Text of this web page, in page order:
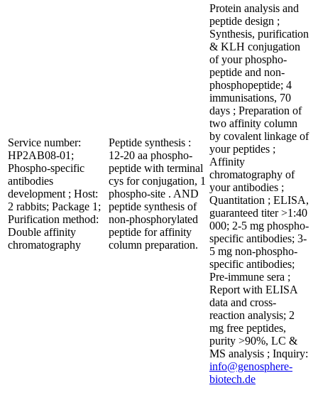
Service number:
HP2AB08-01;
Phospho-specific
antibodies
development ; Host:
2 rabbits; Package 1;
Purification method:
Double affinity
chromatography
Peptide synthesis :
12-20 aa phospho-
peptide with terminal
cys for conjugation, 1
phospho-site . AND
peptide synthesis of
non-phosphorylated
peptide for affinity
column preparation.
Protein analysis and
peptide design ;
Synthesis, purification
& KLH conjugation
of your phospho-
peptide and non-
phosphopeptide; 4
immunisations, 70
days ; Preparation of
two affinity column
by covalent linkage of
your peptides ;
Affinity
chromatography of
your antibodies ;
Quantitation ; ELISA,
guaranteed titer >1:40
000; 2-5 mg phospho-
specific antibodies; 3-
5 mg non-phospho-
specific antibodies;
Pre-immune sera ;
Report with ELISA
data and cross-
reaction analysis; 2
mg free peptides,
purity >90%, LC &
MS analysis ; Inquiry:
info@genosphere-
biotech.de